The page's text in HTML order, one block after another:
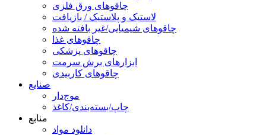
چاقوهای ورق فلزی
لاستیک و پلاستیک / بازیافت
چاقوهای شیمیایی/غیر بافته شده
چاقوهای غذا
چاقوهای پزشکی
ابزارهای برش سرمت
چاقوهای کاربیدی
صنایع
موج‌دار
چاپ/بسته‌بندی/کاغذ
منابع
دانلود مواد